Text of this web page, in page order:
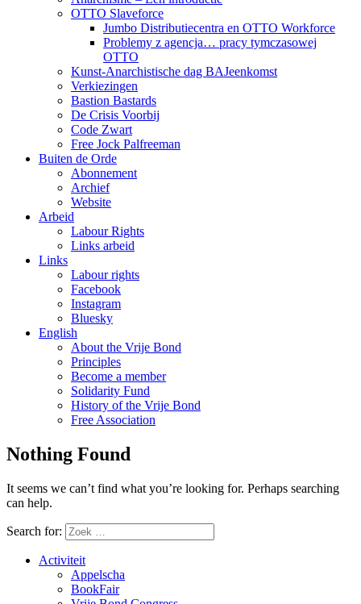
OTTO Slaveforce
Jumbo Distributiecentra en OTTO Workforce
Problemy z agencja… pracy tymczasowej
OTTO
Kunst-Anarchistische dag BAJeenkomst
Verkiezingen
Bastion Bastards
De Crisis Voorbij
Code Zwart
Free Jock Palfreeman
Buiten de Orde
Abonnement
Archief
Website
Arbeid
Labour Rights
Links arbeid
Links
Labour rights
Facebook
Instagram
Bluesky
English
About the Vrije Bond
Principles
Become a member
Solidarity Fund
History of the Vrije Bond
Free Association
Nothing Found
It seems we can’t find what you’re looking for. Perhaps searching
can help.
Search for:
Activiteit
Appelscha
BookFair